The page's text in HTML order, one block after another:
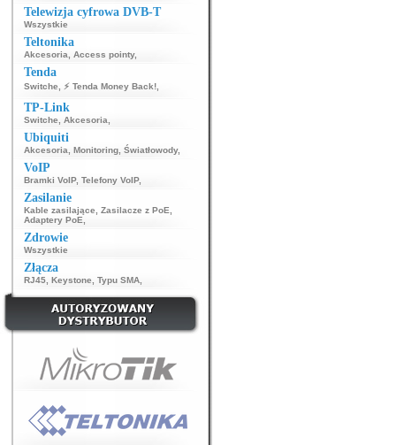
Telewizja cyfrowa DVB-T
Wszystkie
Teltonika
Akcesoria Access pointy,
Tenda
Switche ⚡ Tenda Money Back!
TP-Link
Switche Akcesoria
Ubiquiti
Akcesoria Monitoring Światłowody,
VoIP
Bramki VoIP, Telefony VoIP,
Zasilanie
Kable zasilające Zasilacze z PoE
Adaptery PoE
Zdrowie
Wszystkie
Złącza
RJ45 Keystone Typu SMA